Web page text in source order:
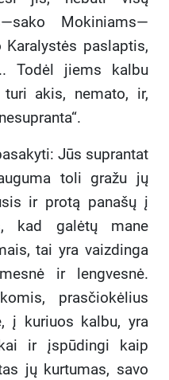
Mokiniams—
paslaptis,
Todėl jiems kalbu
akis, nemato, ir,
Jūs suprantat
toli gražu jų
ir protą panašų į
kad galėtų mane
tai yra vaizdinga
ir lengvesnė.
prasčiokėlius
į kuriuos kalbu, yra
ir įspūdingi kaip
jų kurtumas, savo